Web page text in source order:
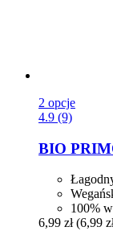
2 opcje
4.9 (9)
BIO
100%
6,99 zł (6,99